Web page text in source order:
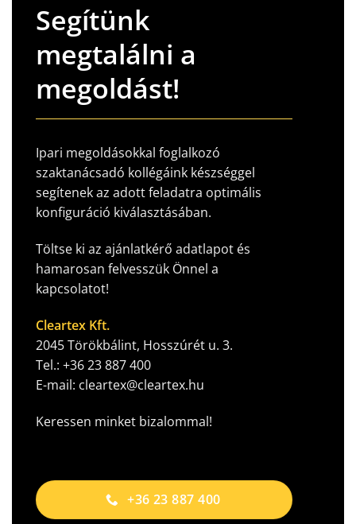
Segítünk
megtalálni a
megoldást!
Ipari megoldásokkal foglalkozó
szaktanácsadó kollégáink készséggel
segítenek az adott feladatra optimális
konfiguráció kiválasztásában.
Töltse ki az ajánlatkérő adatlapot és
hamarosan felvesszük Önnel a
kapcsolatot!
Cleartex Kft.
2045 Törökbálint, Hosszúrét u. 3.
Tel.: +36 23 887 400
E-mail: cleartex@cleartex.hu
Keressen minket bizalommal!
+36 23 887 400